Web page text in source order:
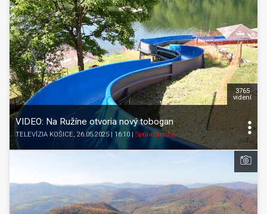
VIDEO: Na Ružíne otvoria nový tobogan
TELEVÍZIA KOŠICE, 26.05.2025 | 16:10 Spravodajstvo
3765
videní